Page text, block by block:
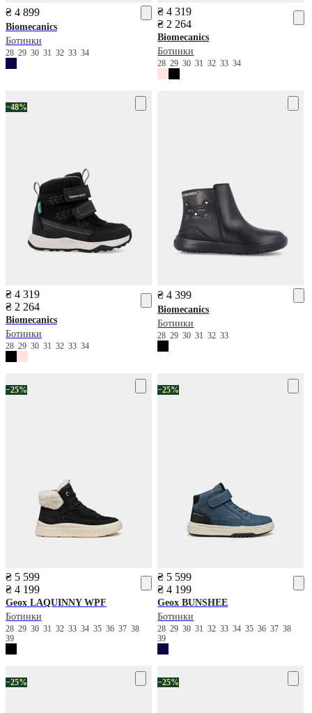
₴ 4 899
Biomecanics
Ботинки
28 29 30 31 32 33 34
₴ 4 319
₴ 2 264
Biomecanics
Ботинки
28293031323334
−48%
₴ 4 319
₴ 2 264
Biomecanics
Ботинки
28 29 30 31 32 33 34
₴ 4 399
Biomecanics
Ботинки
282930313233
−25%
₴ 5 599
₴ 4 199
Geox LAQUINNY WPF
Ботинки
28 29 30 31 32 33 34 35 36 37 38
39
−25%
₴ 5 599
₴ 4 199
Geox BUNSHEE
Ботинки
2829303132333435363738
39
−25% −25%